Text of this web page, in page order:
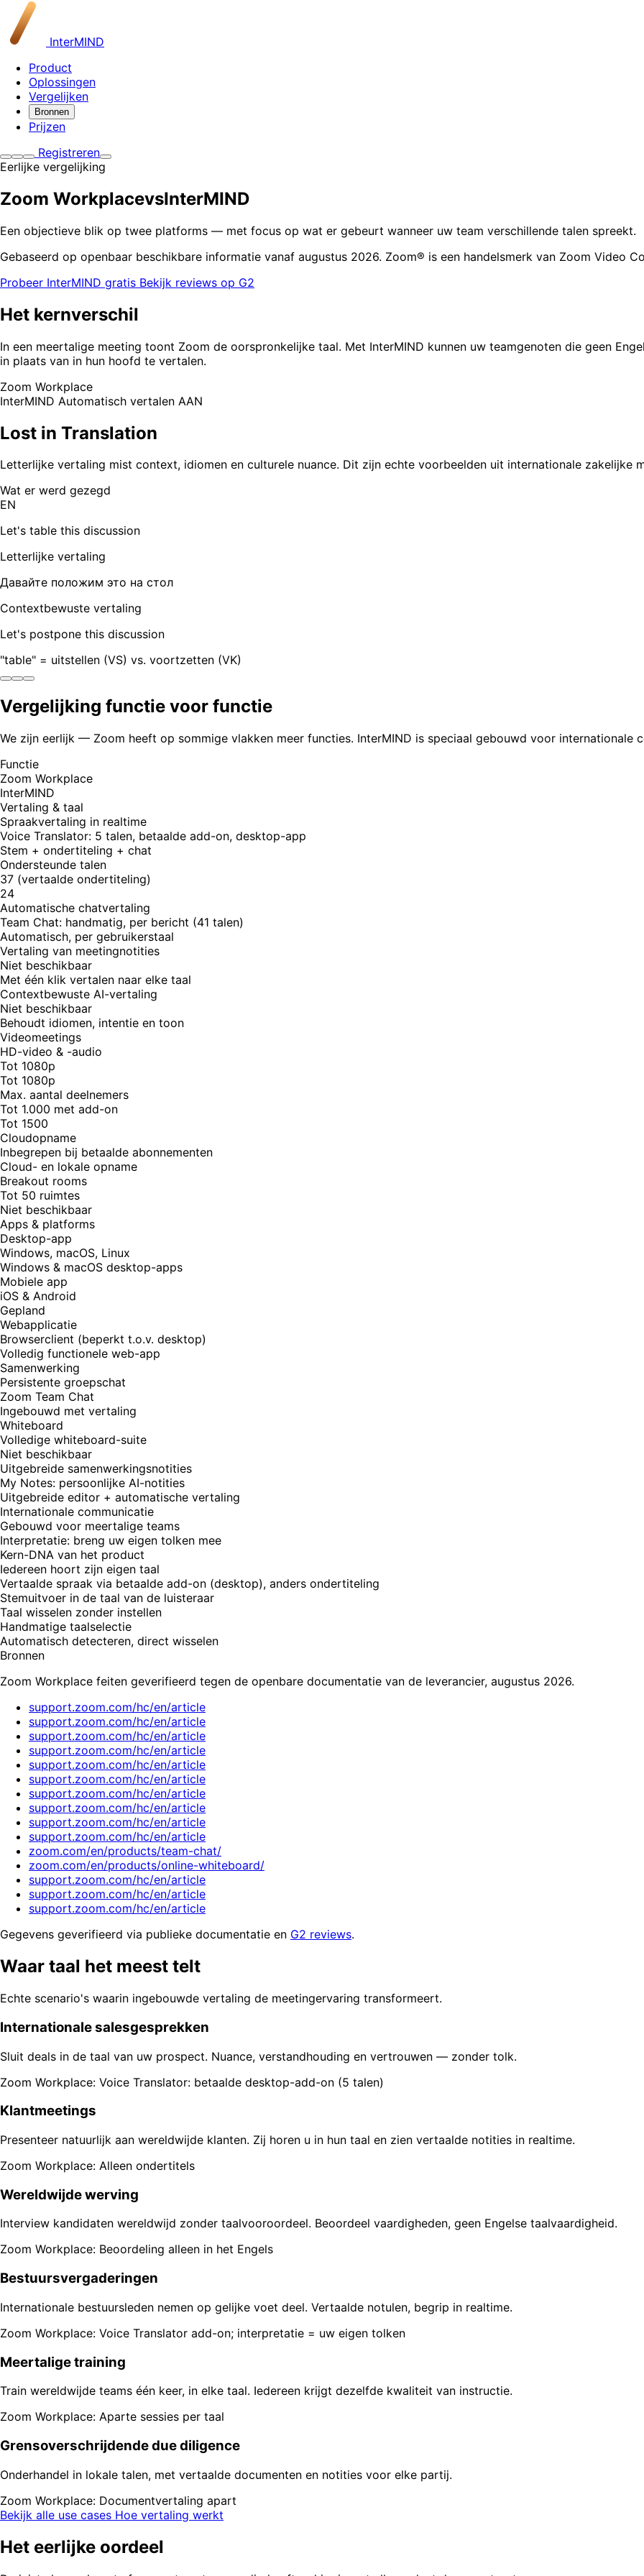
InterMIND
Product
Oplossingen
Vergelijken
Bronnen
Prijzen
Registreren
Eerlijke vergelijking
Zoom WorkplacevsInterMIND
Een objectieve blik op twee platforms — met focus op wat er gebeurt wanneer uw team verschillende talen spreekt.
Gebaseerd op openbaar beschikbare informatie vanaf augustus 2026. Zoom® is een handelsmerk van Zoom Video
Probeer InterMIND gratis Bekijk reviews op G2
Het kernverschil
In een meertalige meeting toont Zoom de oorspronkelijke taal. Met InterMIND kunnen uw teamgenoten die geen
in plaats van in hun hoofd te vertalen.
Zoom Workplace
InterMIND Automatisch vertalen AAN
Lost in Translation
Letterlijke vertaling mist context, idiomen en culturele nuance. Dit zijn echte voorbeelden uit internationale zakelijke
Wat er werd gezegd
EN
Let's table this discussion
Letterlijke vertaling
Давайте положим это на стол
Contextbewuste vertaling
Let's postpone this discussion
"table" = uitstellen (VS) vs. voortzetten (VK)
Vergelijking functie voor functie
We zijn eerlijk — Zoom heeft op sommige vlakken meer functies. InterMIND is speciaal gebouwd voor internationale
Functie
Zoom Workplace
InterMIND
Vertaling & taal
Spraakvertaling in realtime
Voice Translator: 5 talen, betaalde add-on, desktop-app
Stem + ondertiteling + chat
Ondersteunde talen
37 (vertaalde ondertiteling)
24
Automatische chatvertaling
Team Chat: handmatig, per bericht (41 talen)
Automatisch, per gebruikerstaal
Vertaling van meetingnotities
Niet beschikbaar
Met één klik vertalen naar elke taal
Contextbewuste AI-vertaling
Niet beschikbaar
Behoudt idiomen, intentie en toon
Videomeetings
HD-video & -audio
Tot 1080p
Tot 1080p
Max. aantal deelnemers
Tot 1.000 met add-on
Tot 1500
Cloudopname
Inbegrepen bij betaalde abonnementen
Cloud- en lokale opname
Breakout rooms
Tot 50 ruimtes
Niet beschikbaar
Apps & platforms
Desktop-app
Windows, macOS, Linux
Windows & macOS desktop-apps
Mobiele app
iOS & Android
Gepland
Webapplicatie
Browserclient (beperkt t.o.v. desktop)
Volledig functionele web-app
Samenwerking
Persistente groepschat
Zoom Team Chat
Ingebouwd met vertaling
Whiteboard
Volledige whiteboard-suite
Niet beschikbaar
Uitgebreide samenwerkingsnotities
My Notes: persoonlijke AI-notities
Uitgebreide editor + automatische vertaling
Internationale communicatie
Gebouwd voor meertalige teams
Interpretatie: breng uw eigen tolken mee
Kern-DNA van het product
Iedereen hoort zijn eigen taal
Vertaalde spraak via betaalde add-on (desktop), anders ondertiteling
Stemuitvoer in de taal van de luisteraar
Taal wisselen zonder instellen
Handmatige taalselectie
Automatisch detecteren, direct wisselen
Bronnen
Zoom Workplace feiten geverifieerd tegen de openbare documentatie van de leverancier, augustus 2026.
support.zoom.com/hc/en/article
support.zoom.com/hc/en/article
support.zoom.com/hc/en/article
support.zoom.com/hc/en/article
support.zoom.com/hc/en/article
support.zoom.com/hc/en/article
support.zoom.com/hc/en/article
support.zoom.com/hc/en/article
support.zoom.com/hc/en/article
support.zoom.com/hc/en/article
zoom.com/en/products/team-chat/
zoom.com/en/products/online-whiteboard/
support.zoom.com/hc/en/article
support.zoom.com/hc/en/article
support.zoom.com/hc/en/article
Gegevens geverifieerd via publieke documentatie en G2 reviews.
Waar taal het meest telt
Echte scenario's waarin ingebouwde vertaling de meetingervaring transformeert.
Internationale salesgesprekken
Sluit deals in de taal van uw prospect. Nuance, verstandhouding en vertrouwen — zonder tolk.
Zoom Workplace: Voice Translator: betaalde desktop-add-on (5 talen)
Klantmeetings
Presenteer natuurlijk aan wereldwijde klanten. Zij horen u in hun taal en zien vertaalde notities in realtime.
Zoom Workplace: Alleen ondertitels
Wereldwijde werving
Interview kandidaten wereldwijd zonder taalvooroordeel. Beoordeel vaardigheden, geen Engelse taalvaardigheid.
Zoom Workplace: Beoordeling alleen in het Engels
Bestuursvergaderingen
Internationale bestuursleden nemen op gelijke voet deel. Vertaalde notulen, begrip in realtime.
Zoom Workplace: Voice Translator add-on; interpretatie = uw eigen tolken
Meertalige training
Train wereldwijde teams één keer, in elke taal. Iedereen krijgt dezelfde kwaliteit van instructie.
Zoom Workplace: Aparte sessies per taal
Grensoverschrijdende due diligence
Onderhandel in lokale talen, met vertaalde documenten en notities voor elke partij.
Zoom Workplace: Documentvertaling apart
Bekijk alle use cases Hoe vertaling werkt
Het eerlijke oordeel